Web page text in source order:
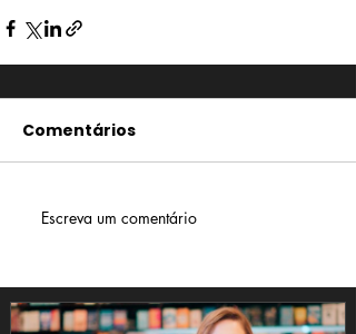
Comentários
Escreva um comentário